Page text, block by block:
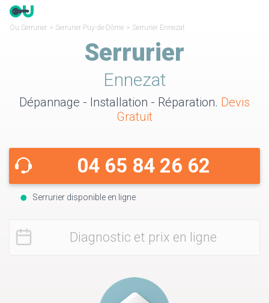
Ou Serrurier > Serrurier Puy-de-Dôme > Serrurier Ennezat
Serrurier
Ennezat
Dépannage - Installation - Réparation. Devis
Gratuit
04 65 84 26 62
Serrurier disponible en ligne
Diagnostic et prix en ligne